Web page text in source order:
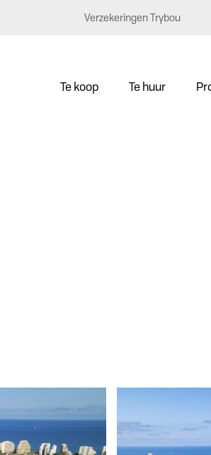
Verzekeringen Trybou
Te koop Te huur